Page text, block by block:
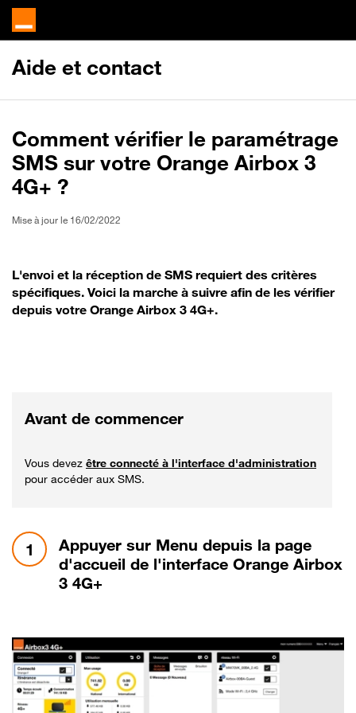
Aide et contact
Comment vérifier le paramétrage
SMS sur votre Orange Airbox 3
4G+ ?
Mise à jour le 16/02/2022
L'envoi et la réception de SMS requiert des critères
spécifiques. Voici la marche à suivre afin de les vérifier
depuis votre Orange Airbox 3 4G+.
Avant de commencer
Vous devez être connecté à l'interface d'administration
pour accéder aux SMS.
1 étape 1:
Appuyer sur Menu depuis la page
d'accueil de l'interface Orange Airbox
3 4G+